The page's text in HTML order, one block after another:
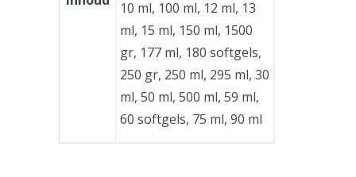
10 ml, 100 ml, 12 ml, 13
ml, 15 ml, 150 ml, 1500
gr, 177 ml, 180 softgels,
250 gr, 250 ml, 295 ml, 30
ml, 50 ml, 500 ml, 59 ml,
60 softgels, 75 ml, 90 ml